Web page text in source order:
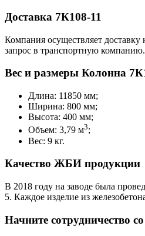
Доставка 7К108-11
Компания осуществляет доставку
запрос в транспортную компанию.
Вес и размеры Колонна
Длина: 11850 мм;
Ширина: 800 мм;
Высота: 400 мм;
Объем: 3,79 м3;
Вес: 9 кг.
Качество ЖБИ продукции
В 2018 году на заводе была
5. Каждое изделие из
Начните сотрудничество